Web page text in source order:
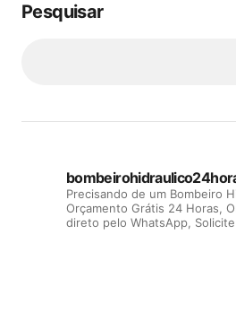
Pesquisar
Precisando de um Bombeiro
Orçamento Grátis 24 Horas,
direto pelo WhatsApp,